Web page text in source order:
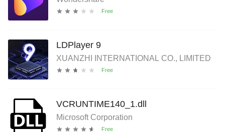
LDPlayer 9
XUANZHI INTERNATIONAL CO., LIMITED
VCRUNTIME140_1.dll
Microsoft Corporation